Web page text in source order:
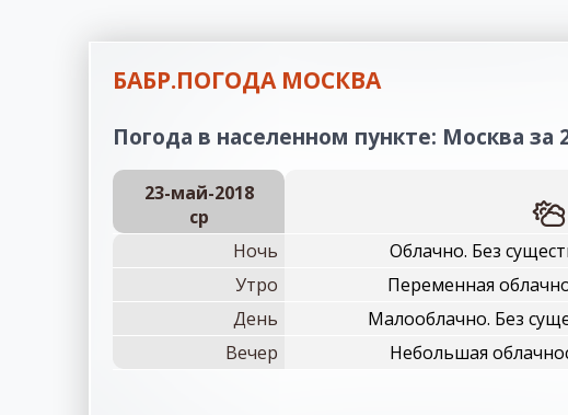
БАБР.ПОГОДА МОСКВА
Погода в населенном пункте: Москва за
23-май-2018
ср
Ночь
Облачно. Без
Утро
Переменная
День
Малооблачно. Без
Вечер
Небольшая